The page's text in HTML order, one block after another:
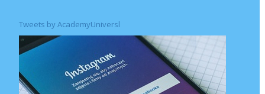
Tweets by AcademyUniversl